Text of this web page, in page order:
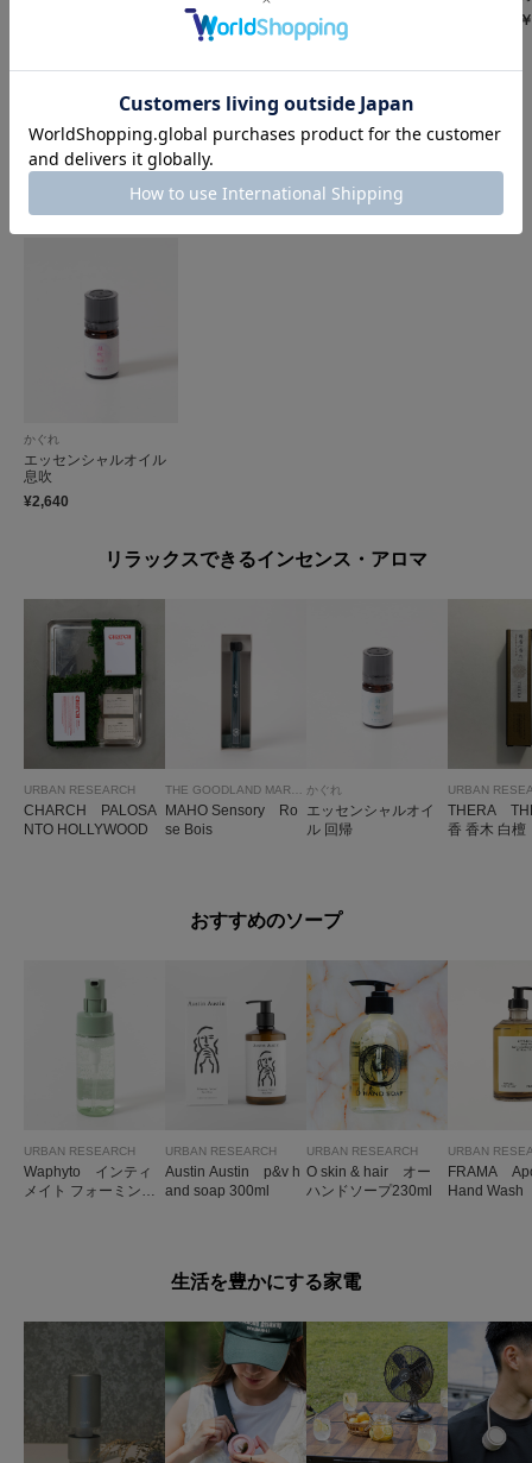
￥2,933
チェックした商品
かぐれ
エッセンシャルオイル
息吹
¥2,640
リラックスできるインセンス・アロマ
URBAN RESEARCH
CHARCH PALOSA
NTO HOLLYWOOD
MAHO Sensory Ro
se Bois
かぐれ
エッセンシャルオイ
ル 回帰
URBAN
THERA
香 香木 白檀
おすすめのソープ
URBAN RESEARCH
Waphyto インティ
メイト フォーミング
URBAN RESEARCH
Austin Austin p&v h
and soap 300ml
URBAN RESEARCH
O skin & hair オー
ハンドソープ230ml
URBAN
FRAMA
Hand Wash
生活を豊かにする家電